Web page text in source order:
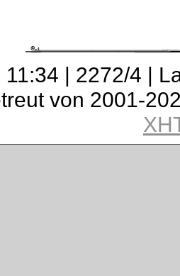
11:34 | 2272/4 |
von 2001-